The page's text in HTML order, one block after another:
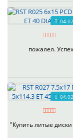
пожалел.
"Купить литые